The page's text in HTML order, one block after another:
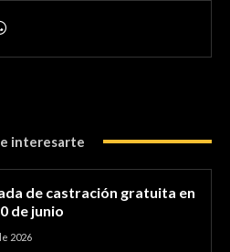
interesarte
de castración gratuita en
de junio
2026